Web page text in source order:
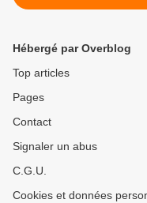
Hébergé par Overblog
Top articles
Pages
Contact
Signaler un abus
C.G.U.
Cookies et données